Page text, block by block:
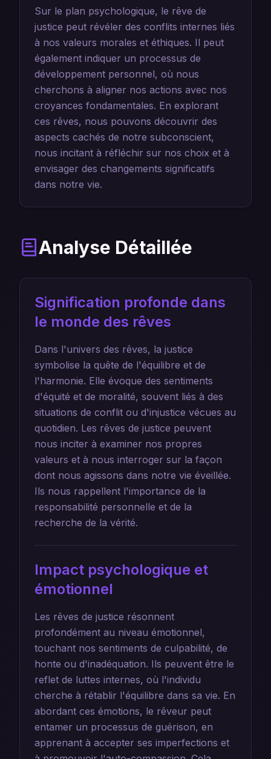
Sur le plan psychologique, le rêve de
justice peut révéler des conflits internes liés
à nos valeurs morales et éthiques. Il peut
également indiquer un processus de
développement personnel, où nous
cherchons à aligner nos actions avec nos
croyances fondamentales. En explorant
ces rêves, nous pouvons découvrir des
aspects cachés de notre subconscient,
nous incitant à réfléchir sur nos choix et à
envisager des changements significatifs
dans notre vie.
Analyse Détaillée
Signification profonde dans
le monde des rêves
Dans l'univers des rêves, la justice
symbolise la quête de l'équilibre et de
l'harmonie. Elle évoque des sentiments
d'équité et de moralité, souvent liés à des
situations de conflit ou d'injustice vécues au
quotidien. Les rêves de justice peuvent
nous inciter à examiner nos propres
valeurs et à nous interroger sur la façon
dont nous agissons dans notre vie éveillée.
Ils nous rappellent l'importance de la
responsabilité personnelle et de la
recherche de la vérité.
Impact psychologique et
émotionnel
Les rêves de justice résonnent
profondément au niveau émotionnel,
touchant nos sentiments de culpabilité, de
honte ou d'inadéquation. Ils peuvent être le
reflet de luttes internes, où l'individu
cherche à rétablir l'équilibre dans sa vie. En
abordant ces émotions, le rêveur peut
entamer un processus de guérison, en
apprenant à accepter ses imperfections et